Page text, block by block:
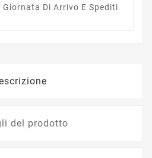
Di Arrivo E Spediti
del prodotto